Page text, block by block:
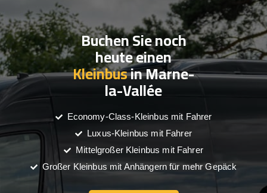
Buchen Sie noch
heute einen
Kleinbusin Marne-
la-Vallée
Economy-Class-Kleinbus mit Fahrer
Luxus-Kleinbus mit Fahrer
Mittelgroßer Kleinbus mit Fahrer
Großer Kleinbus mit Anhängern für mehr Gepäck